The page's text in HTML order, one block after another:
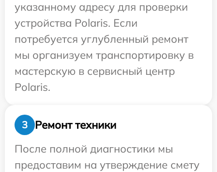
указанному адресу для проверки
устройства Polaris. Если
потребуется углубленный ремонт
мы организуем транспортировку в
мастерскую в сервисный центр
Polaris.
3
Ремонт техники
После полной диагностики мы
предоставим на утверждение смету